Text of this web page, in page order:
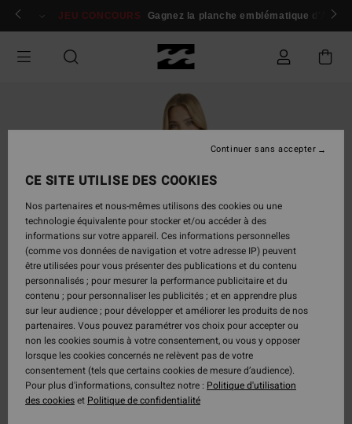
Passer
Se connecter / s'inscrire
JEU CONCOURS Gagnez la planche emblématique d'Andy
CE SITE UTILISE DES COOKIES
Nos partenaires et nous-mêmes utilisons des cookies ou une
technologie équivalente pour stocker et/ou accéder à des
informations sur votre appareil. Ces informations personnelles
(comme vos données de navigation et votre adresse IP) peuvent
être utilisées pour vous présenter des publications et du contenu
personnalisés ; pour mesurer la performance publicitaire et du
contenu ; pour personnaliser les publicités ; et en apprendre plus
sur leur audience ; pour développer et améliorer les produits de nos
partenaires. Vous pouvez paramétrer vos choix pour accepter ou
non les cookies soumis à votre consentement, ou vous y opposer
lorsque les cookies concernés ne relèvent pas de votre
consentement (tels que certains cookies de mesure d’audience).
Pour plus d'informations, consultez notre : Politique d'utilisation
des cookieset Politique de confidentialité
Continuer sans accepter